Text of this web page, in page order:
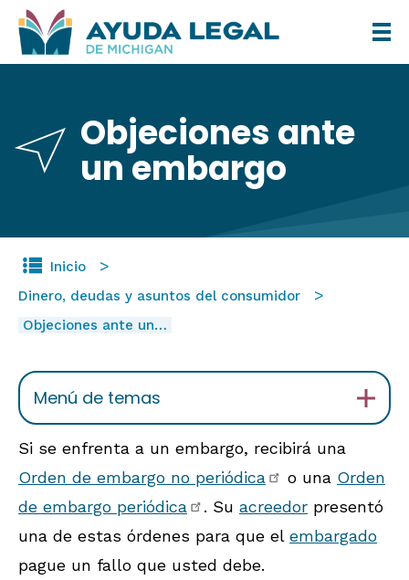
Pasar
al
Objeciones ante
un embargo
Inicio
Dinero, deudas y asuntos del consumidor
Objeciones ante un…
Menú de temas
Si se enfrenta a un embargo, recibirá una
Orden de embargo no periódica
o una Orden
de embargo periódica
. Su acreedor presentó
una de estas órdenes para que el embargado
pague un fallo que usted debe.